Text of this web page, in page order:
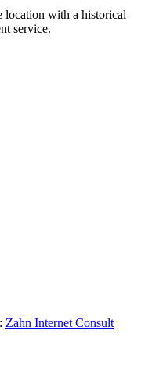
location with a historical
service.
Zahn Internet Consult